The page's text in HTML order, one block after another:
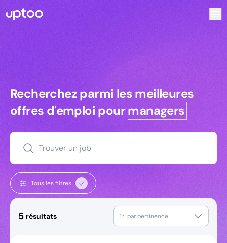
Recherchez parmi les meilleures
Recherchez parmi les meilleures
offres d'emploi pourmanagers
Trouver un job
Tous les filtres
5 résultats Tri par pertinence